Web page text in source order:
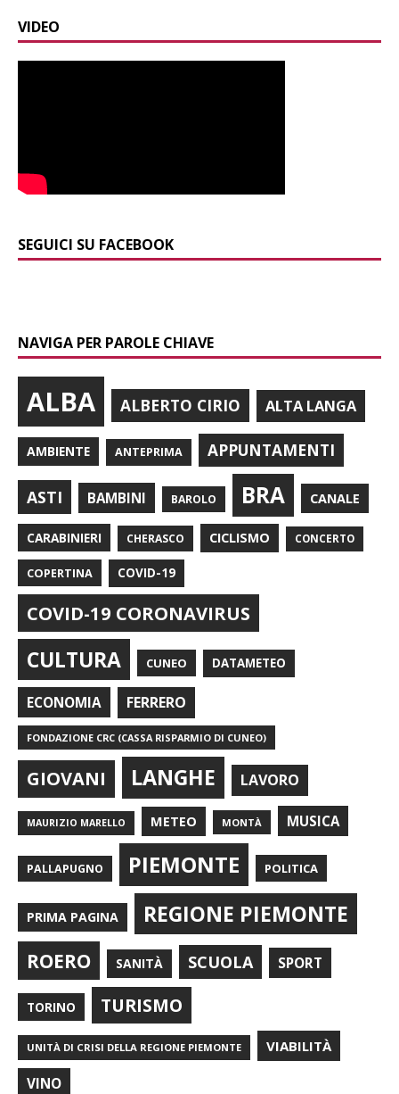
VIDEO
SEGUICI SU FACEBOOK
NAVIGA PER PAROLE CHIAVE
ALBA ALBERTO CIRIO ALTA LANGA
AMBIENTE ANTEPRIMA APPUNTAMENTI
ASTI BAMBINI BAROLO BRA CANALE
CARABINIERI CHERASCO CICLISMO CONCERTO
COPERTINA COVID-19
COVID-19 CORONAVIRUS
CULTURA CUNEO DATAMETEO
ECONOMIA FERRERO
FONDAZIONE CRC (CASSA RISPARMIO DI CUNEO)
GIOVANI LANGHE LAVORO
MAURIZIO MARELLO METEO MONTÀ MUSICA
PALLAPUGNO PIEMONTE POLITICA
PRIMA PAGINA REGIONE PIEMONTE
ROERO SANITÀ SCUOLA SPORT
TORINO TURISMO
UNITÀ DI CRISI DELLA REGIONE PIEMONTE VIABILITÀ
VINO